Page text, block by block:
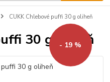
CUKK Chlebové puffi 30 g oliheň
30 g oliheň
- 19 %